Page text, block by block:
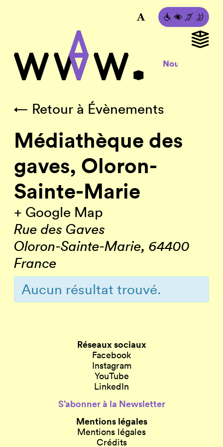
← Retour à Évènements
Médiathèque des
gaves, Oloron-
Sainte-Marie
+ Google Map
Rue des Gaves
Oloron-Sainte-Marie, 64400
France
Aucun résultat trouvé.
Évènements
Réseaux sociaux
Facebook
Instagram
YouTube
LinkedIn
S’abonner à la Newsletter
Mentions légales
Mentions légales
Crédits